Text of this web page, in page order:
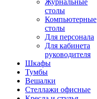
Журнальные
столы
Компьютерные
столы
Для персонала
Для кабинета
руководителя
Шкафы
Тумбы
Вешалки
Стеллажи офисные